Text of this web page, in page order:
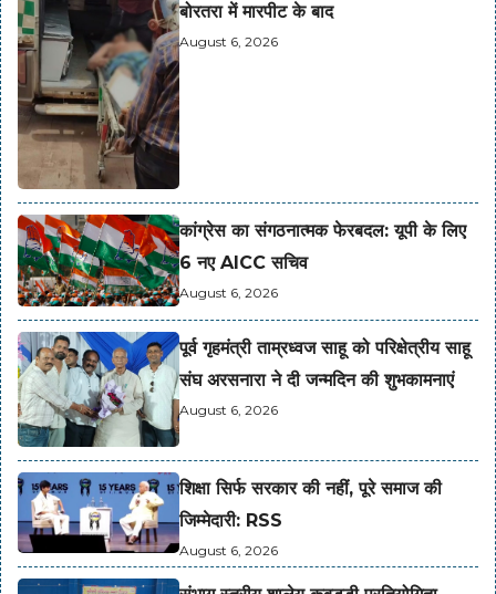
बोरतरा में मारपीट के बाद
August 6, 2026
कांग्रेस का संगठनात्मक फेरबदल: यूपी के लिए
6 नए AICC सचिव
August 6, 2026
पूर्व गृहमंत्री ताम्रध्वज साहू को परिक्षेत्रीय साहू
संघ अरसनारा ने दी जन्मदिन की शुभकामनाएं
August 6, 2026
शिक्षा सिर्फ सरकार की नहीं, पूरे समाज की
जिम्मेदारी: RSS
August 6, 2026